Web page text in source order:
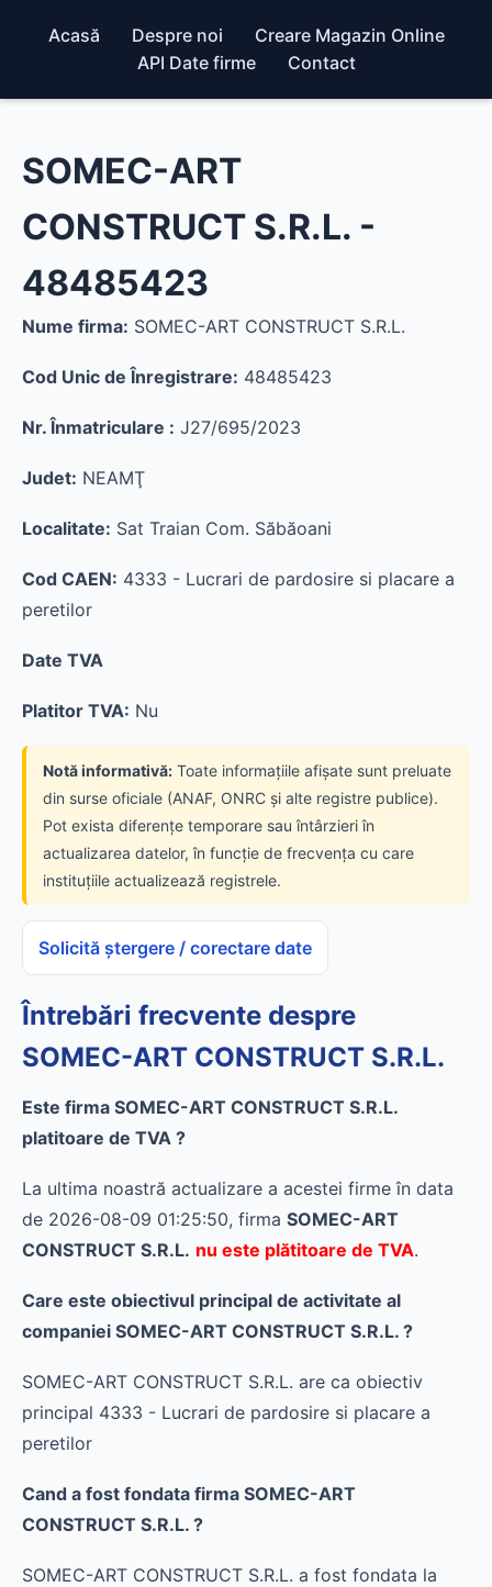
Acasă Despre noi
Creare Magazin Online
API Date firme
Contact
SOMEC-ART
CONSTRUCT S.R.L. -
48485423
Nume firma: SOMEC-ART CONSTRUCT S.R.L.
Cod Unic de Înregistrare: 48485423
Nr. Înmatriculare : J27/695/2023
Judet: NEAMŢ
Localitate: Sat Traian Com. Săbăoani
Cod CAEN: 4333 - Lucrari de pardosire si placare a
peretilor
Date TVA
Platitor TVA: Nu
Notă informativă: Toate informațiile afișate sunt preluate
din surse oficiale (ANAF, ONRC și alte registre publice).
Pot exista diferențe temporare sau întârzieri în
actualizarea datelor, în funcție de frecvența cu care
instituțiile actualizează registrele.
Solicită ștergere / corectare date
Întrebări frecvente despre
SOMEC-ART CONSTRUCT S.R.L.
Este firma SOMEC-ART CONSTRUCT S.R.L.
platitoare de TVA ?
La ultima noastră actualizare a acestei firme în data
de 2026-08-09 01:25:50, firma SOMEC-ART
CONSTRUCT S.R.L. nu este plătitoare de TVA.
Care este obiectivul principal de activitate al
companiei SOMEC-ART CONSTRUCT S.R.L. ?
SOMEC-ART CONSTRUCT S.R.L. are ca obiectiv
principal 4333 - Lucrari de pardosire si placare a
peretilor
Cand a fost fondata firma SOMEC-ART
CONSTRUCT S.R.L. ?
SOMEC-ART CONSTRUCT S.R.L. a fost fondata la